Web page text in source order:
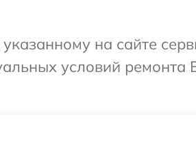
на сайте
условий ремонта